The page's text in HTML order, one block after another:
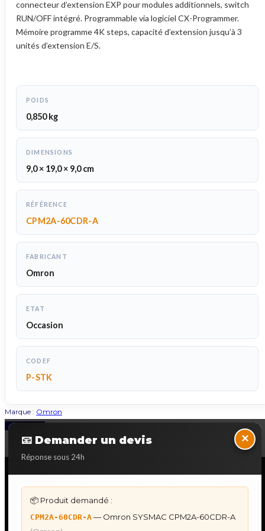
connecteur d’extension EXP pour modules additionnels, switch
RUN/OFF intégré. Programmable via logiciel CX-Programmer.
Mémoire programme 4K steps, capacité d’extension jusqu’à 3
unités d’extension E/S.
POIDS
0,850 kg
DIMENSIONS
9,0 × 19,0 × 9,0 cm
RÉFÉRENCE
CPM2A-60CDR-A
FABRICANT
Omron
ETAT
Occasion
CODEF
P-STK
Marque : Omron
📧 Demander un devis
Réponse sous 24h
×
📦 Produit demandé :
CPM2A-60CDR-A — Omron SYSMAC CPM2A-60CDR-A
Back to Top
DÉPANNAGE AUTOMATES